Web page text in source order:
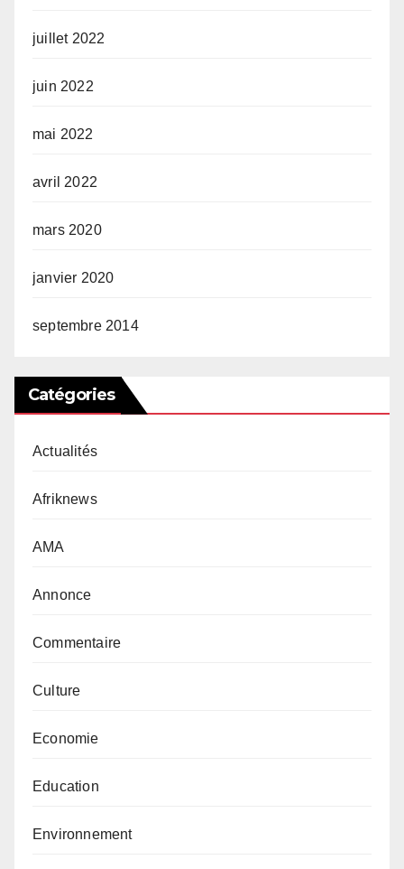
juillet 2022
juin 2022
mai 2022
avril 2022
mars 2020
janvier 2020
septembre 2014
Catégories
Actualités
Afriknews
AMA
Annonce
Commentaire
Culture
Economie
Education
Environnement